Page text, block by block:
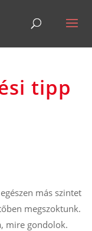
tipp
más szintet
megszoktunk.
mire gondolok.